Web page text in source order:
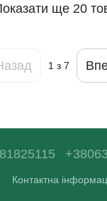
ще 20
1 з 7
Контактна